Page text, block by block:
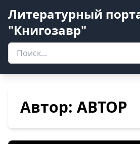
Литературный
"Книгозавр"
Автор: ABTOP